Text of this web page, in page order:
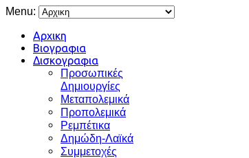
Menu:
Αρχικη
Βιογραφια
Δισκογραφια
Προσωπικές
Δημιουργίες
Μεταπολεμικά
Προπολεμικά
Ρεμπέτικα
Δημώδη-Λαϊκά
Συμμετοχές